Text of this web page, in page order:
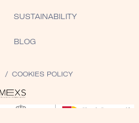
SUSTAINABILITY
BLOG
COOKIES POLICY